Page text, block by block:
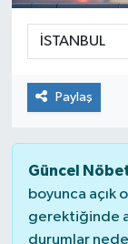
Paylaş
Güncel
boyunca açık
gerektiğinde
durumlar